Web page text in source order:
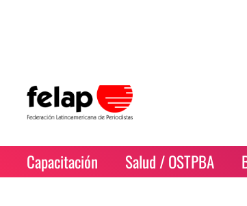
Capacitación Salud / OSTPBA